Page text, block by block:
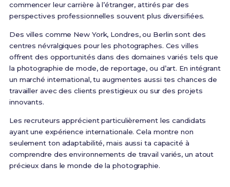
commencer leur carrière à l’étranger, attirés par des
perspectives professionnelles souvent plus diversifiées.
Des villes comme New York, Londres, ou Berlin sont des
centres névralgiques pour les photographes. Ces villes
offrent des opportunités dans des domaines variés tels que
la photographie de mode, de reportage, ou d’art. En intégrant
un marché international, tu augmentes aussi tes chances de
travailler avec des clients prestigieux ou sur des projets
innovants.
Les recruteurs apprécient particulièrement les candidats
ayant une expérience internationale. Cela montre non
seulement ton adaptabilité, mais aussi ta capacité à
comprendre des environnements de travail variés, un atout
précieux dans le monde de la photographie.